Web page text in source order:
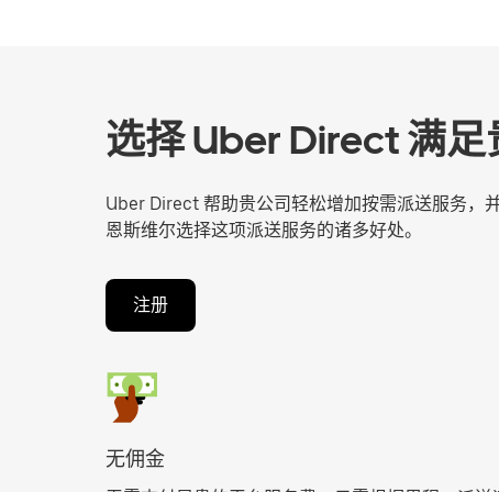
选择 Uber Direct 满
Uber Direct 帮助贵公司轻松增加按需派送服务，
恩斯维尔选择这项派送服务的诸多好处。
注册
无佣金